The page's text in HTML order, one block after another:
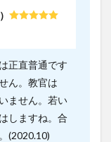
正直普通です
ん。教官は
ません。若い
しますね。合
(2020.10)